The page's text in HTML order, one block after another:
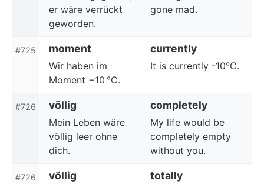
er wäre verrückt
geworden.
gone mad.
#725 moment currently
Wir haben im
Moment −10 °C.
It is currently -10°C.
#726 völlig completely
Mein Leben wäre
völlig leer ohne
dich.
My life would be
completely empty
without you.
#726 völlig totally